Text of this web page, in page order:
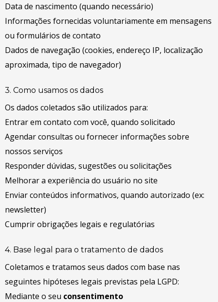
Data de nascimento (quando necessário)
Informações fornecidas voluntariamente em mensagens
ou formulários de contato
Dados de navegação (cookies, endereço IP, localização
aproximada, tipo de navegador)
3. Como usamos os dados
Os dados coletados são utilizados para:
Entrar em contato com você, quando solicitado
Agendar consultas ou fornecer informações sobre
nossos serviços
Responder dúvidas, sugestões ou solicitações
Melhorar a experiência do usuário no site
Enviar conteúdos informativos, quando autorizado (ex:
newsletter)
Cumprir obrigações legais e regulatórias
4. Base legal para o tratamento de dados
Coletamos e tratamos seus dados com base nas
seguintes hipóteses legais previstas pela LGPD:
Mediante o seu consentimento